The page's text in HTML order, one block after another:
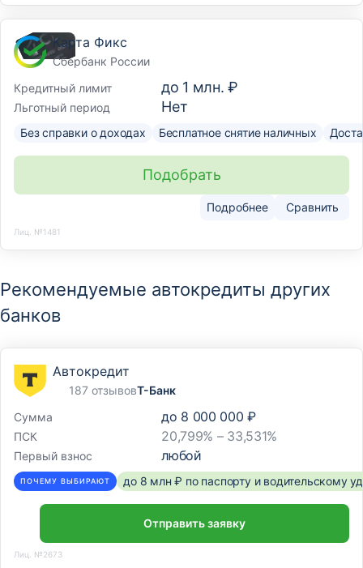
Карта Фикс
Сбербанк России
Кредитный лимит
до 1 млн. ₽
Льготный период Нет
Без справки о доходах Бесплатное снятие наличных
Подробнее Сравнить
Подобрать
Лиц. №1481
Рекомендуемые автокредиты других
банков
Автокредит
187 отзывовТ-Банк
Сумма
до 8 000 000 ₽
ПСК 20,799% – 33,531%
Первый взнос любой
ПОЧЕМУ ВЫБИРАЮТ до 8 млн ₽ по паспорту и водительскому
Отправить заявку
Лиц. №2673